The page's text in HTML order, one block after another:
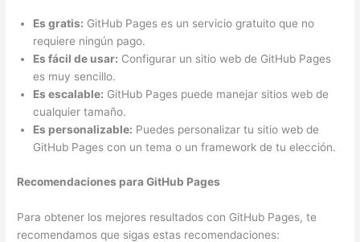
Es gratis: GitHub Pages es un servicio gratuito que no
requiere ningún pago.
Es fácil de usar: Configurar un sitio web de GitHub Pages
es muy sencillo.
Es escalable: GitHub Pages puede manejar sitios web de
cualquier tamaño.
Es personalizable: Puedes personalizar tu sitio web de
GitHub Pages con un tema o un framework de tu elección.
Recomendaciones para GitHub Pages
Para obtener los mejores resultados con GitHub Pages, te
recomendamos que sigas estas recomendaciones: